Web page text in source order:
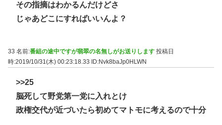
その指摘はわかるんだけどさ
じゃあどこにすればいいんよ？
33 名前:番組の途中ですが翡翠の名無しがお送りします 投稿日
時:2019/10/31(木) 00:23:18.33 ID:Nvk8baJp0HLWN
>>25
脳死して野党第一党に入れとけ
政権交代が近づいたら初めてマトモに考えるので十分